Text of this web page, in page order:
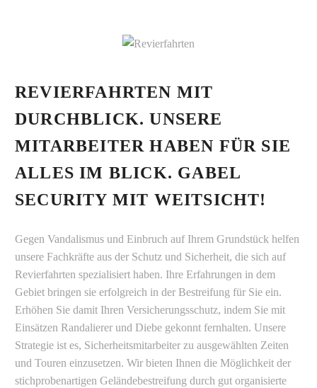
REVIERFAHRTEN MIT
DURCHBLICK. UNSERE
MITARBEITER HABEN FÜR SIE
ALLES IM BLICK. GABEL
SECURITY MIT WEITSICHT!
Gegen Vandalismus und Einbruch auf Ihrem Grundstück helfen
unsere Fachkräfte aus der Schutz und Sicherheit, die sich auf
Revierfahrten spezialisiert haben. Ihre Erfahrungen in dem
Gebiet bringen sie erfolgreich in der Bestreifung für Sie ein.
Erhöhen Sie damit Ihren Versicherungsschutz, indem Sie mit
Einsätzen Randalierer und Diebe gekonnt fernhalten. Unsere
Strategie ist es, Sicherheitsmitarbeiter zu ausgewählten Zeiten
und Touren einzusetzen. Wir bieten Ihnen die Möglichkeit der
stichprobenartigen Geländebestreifung durch gut organisierte